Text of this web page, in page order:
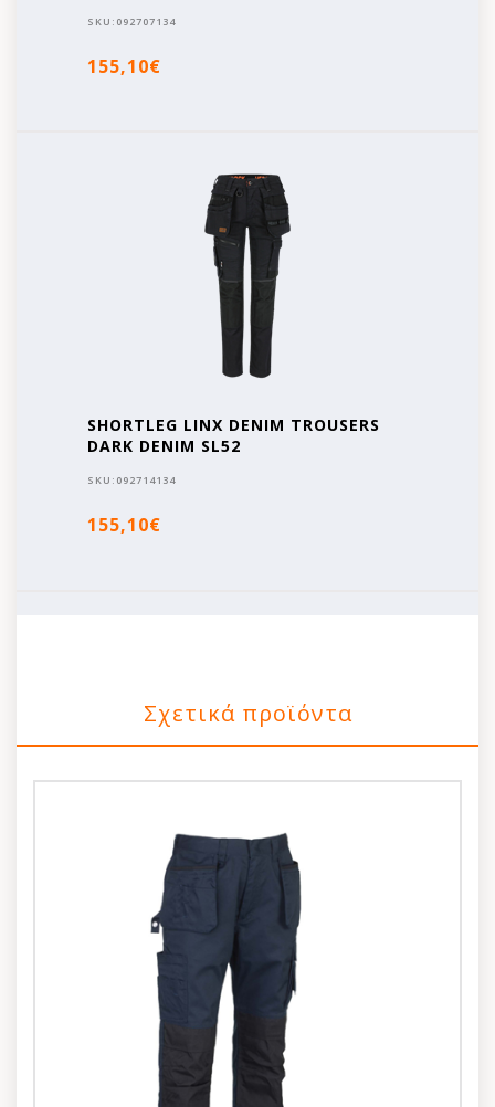
SKU: 092707134
155,10€
SHORTLEG LINX DENIM TROUSERS
DARK DENIM SL52
SKU: 092714134
155,10€
Σχετικά προϊόντα